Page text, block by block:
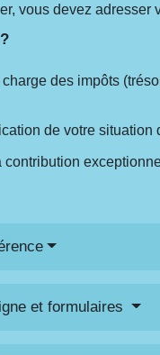
vous devez
des impôts
de votre
contribution
et formulaires